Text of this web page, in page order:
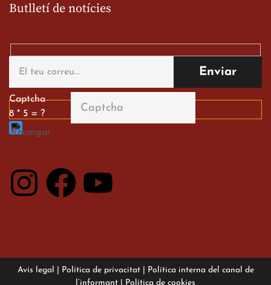
alumnes al Tortosa
English Festival
13 de març de 2026
Butlletí de notícies
Captcha
8 * 5 = ?
Avís legal Política de privacitat| Política interna del canal de
l’informant
Política de cookies